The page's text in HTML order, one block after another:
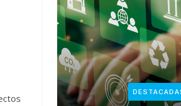
DESTACADAS